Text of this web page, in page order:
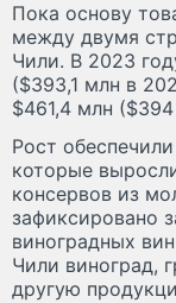
Пока основу
между двумя
Чили. В 2023
($393,1 млн в
$461,4 млн
Рост
которые
консервов из
зафиксировано
виноградных
Чили виноград,
другую